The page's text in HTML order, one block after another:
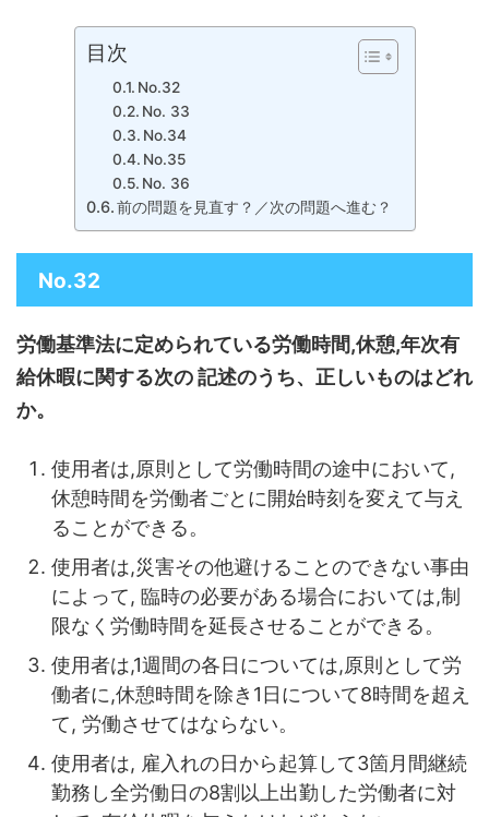
目次
No.32
No. 33
No.34
No.35
No. 36
前の問題を見直す？／次の問題へ進む？
No.32
労働基準法に定められている労働時間,休憩,年次有
給休暇に関する次の 記述のうち、正しいものはどれ
か。
使用者は,原則として労働時間の途中において,
休憩時間を労働者ごとに開始時刻を変えて与え
ることができる。
使用者は,災害その他避けることのできない事由
によって, 臨時の必要がある場合においては,制
限なく労働時間を延長させることができる。
使用者は,1週間の各日については,原則として労
働者に,休憩時間を除き1日について8時間を超え
て, 労働させてはならない。
使用者は, 雇入れの日から起算して3箇月間継続
勤務し全労働日の8割以上出勤した労働者に対